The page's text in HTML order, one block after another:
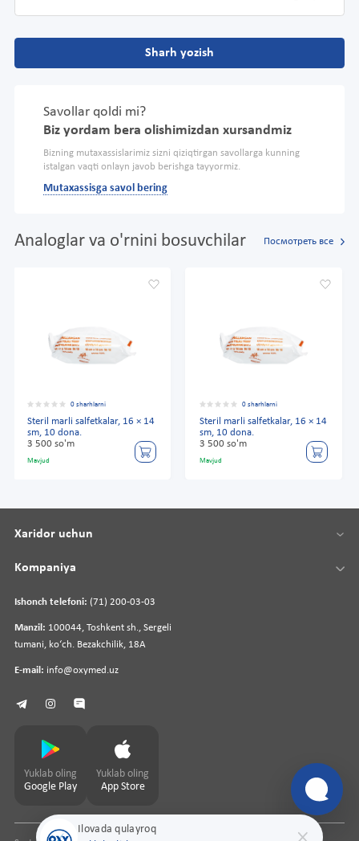
Sharh yozish
Savollar qoldi mi?
Biz yordam bera olishimizdan xursandmiz
Bizning mutaxassislarimiz sizni qiziqtirgan savollarga kunning
istalgan vaqti onlayn javob berishga tayyormiz.
Mutaxassisga savol bering
Analoglar va o'rnini bosuvchilar Посмотреть все
0 sharhlarni
Steril marli salfetkalar, 16 × 14
sm, 10 dona.
3 500 so'm
Mavjud
0 sharhlarni
Steril marli salfetkalar, 16 × 14
sm, 10 dona.
3 500 so'm
Mavjud
Ilovada qulayroq
Ishonch telefoni: (71) 200-03-03
Manzil: 100044, Toshkent sh., Sergeli
tumani, koʻch. Bezakchilik, 18A
E-mail: info@oxymed.uz
Xaridor uchun
Kompaniya
Yuklab oling
Google Play
Yuklab oling
App Store